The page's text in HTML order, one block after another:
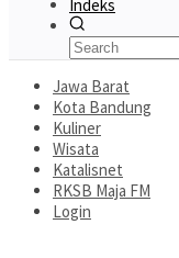
Indeks
Jawa Barat
Kota Bandung
Kuliner
Wisata
Katalisnet
RKSB Maja FM
Login